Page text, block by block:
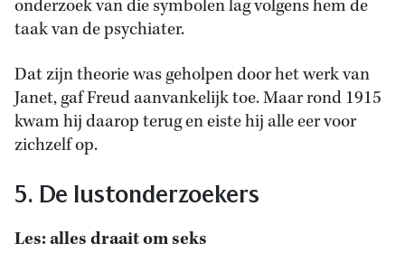
onderzoek van die symbolen lag volgens hem de
taak van de psychiater.
Dat zijn theorie was geholpen door het werk van
Janet, gaf Freud aanvankelijk toe. Maar rond 1915
kwam hij daarop terug en eiste hij alle eer voor
zichzelf op.
5. De lustonderzoekers
Les: alles draait om seks